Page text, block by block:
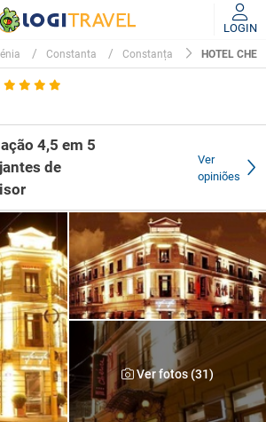
LOGIN
Constanta Constanța HOTEL
Ver
opiniões
Ver fotos (31)